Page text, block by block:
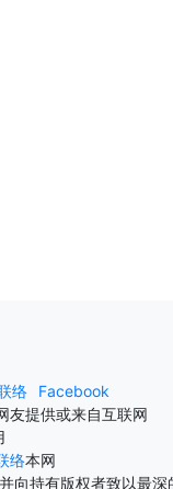
络
Facebook
友提供或来自互联网
络本网
向持有版权者致以最深